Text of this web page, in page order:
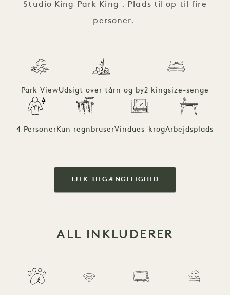
Studio King Park King . Plads til op til fire
personer.
Park ViewUdsigt over tårn og by2 kingsize-senge
4 PersonerKun regnbruserVindues-krogArbejdsplads
TJEK TILGÆNGELIGHED
ALL INKLUDERER